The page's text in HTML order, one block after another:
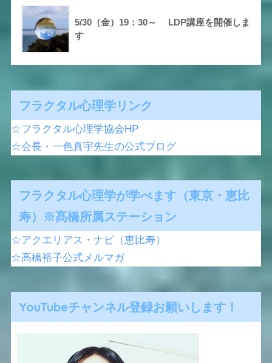
5/30（金）19：30～ LDP講座を開催しま
す
フラクタル心理学リンク
☆フラクタル心理学協会HP
☆会長・一色真宇先生の公式ブログ
フラクタル心理学が学べます（東京・恵比
寿）※髙橋所属ステーション
☆アクエリアス・ナビ（恵比寿）
☆高橋裕子公式メルマガ
YouTubeチャンネル登録お願いします！